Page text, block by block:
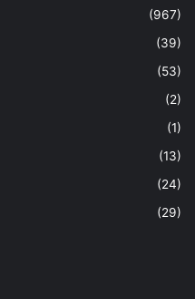
(967)
(39)
(53)
(2)
(1)
(13)
(24)
(29)